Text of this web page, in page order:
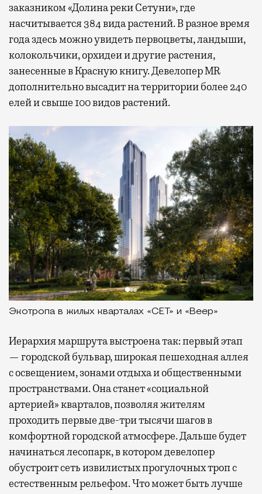
заказником «Долина реки Сетуни», где
насчитывается 384 вида растений. В разное время
года здесь можно увидеть первоцветы, ландыши,
колокольчики, орхидеи и другие растения,
занесенные в Красную книгу. Девелопер MR
дополнительно высадит на территории более 240
елей и свыше 100 видов растений.
Экотропа в жилых кварталах «СЕТ» и «Веер»
Иерархия маршрута выстроена так: первый этап
— городской бульвар, широкая пешеходная аллея
с освещением, зонами отдыха и общественными
пространствами. Она станет «социальной
артерией» кварталов, позволяя жителям
проходить первые две-три тысячи шагов в
комфортной городской атмосфере. Дальше будет
начинаться лесопарк, в котором девелопер
обустроит сеть извилистых прогулочных троп с
естественным рельефом. Что может быть лучше